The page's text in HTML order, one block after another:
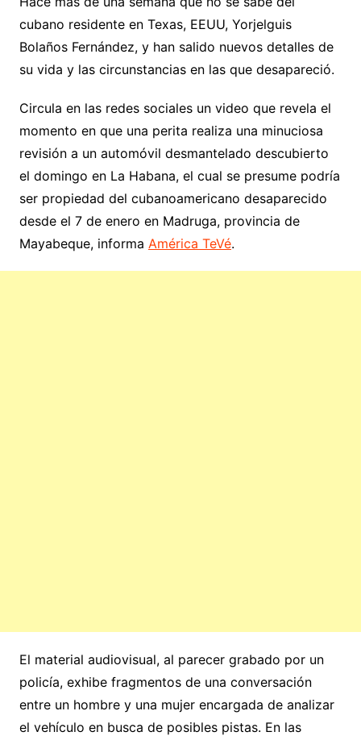
cubano residente en Texas, EEUU, Yorjelguis
Bolaños Fernández, y han salido nuevos detalles de
su vida y las circunstancias en las que desapareció.
Circula en las redes sociales un video que revela el
momento en que una perita realiza una minuciosa
revisión a un automóvil desmantelado descubierto
el domingo en La Habana, el cual se presume podría
ser propiedad del cubanoamericano desaparecido
desde el 7 de enero en Madruga, provincia de
Mayabeque, informa América TeVé.
El material audiovisual, al parecer grabado por un
policía, exhibe fragmentos de una conversación
entre un hombre y una mujer encargada de analizar
el vehículo en busca de posibles pistas. En las